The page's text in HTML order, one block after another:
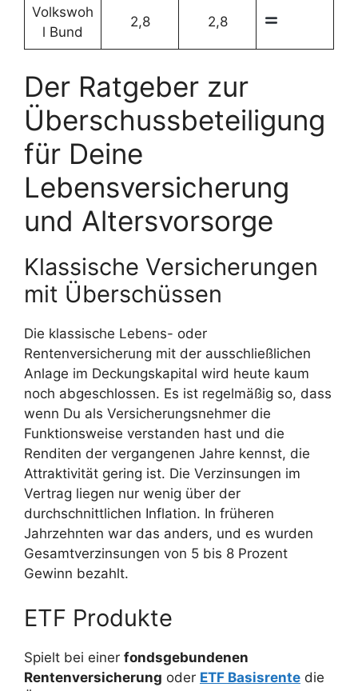
Volkswoh
l Bund
2,8 2,8
Der Ratgeber zur
Überschussbeteiligung
für Deine
Lebensversicherung
und Altersvorsorge
Klassische Versicherungen
mit Überschüssen
Die klassische Lebens- oder
Rentenversicherung mit der ausschließlichen
Anlage im Deckungskapital wird heute kaum
noch abgeschlossen. Es ist regelmäßig so, dass
wenn Du als Versicherungsnehmer die
Funktionsweise verstanden hast und die
Renditen der vergangenen Jahre kennst, die
Attraktivität gering ist. Die Verzinsungen im
Vertrag liegen nur wenig über der
durchschnittlichen Inflation. In früheren
Jahrzehnten war das anders, und es wurden
Gesamtverzinsungen von 5 bis 8 Prozent
Gewinn bezahlt.
ETF Produkte
Spielt bei einer fondsgebundenen
Rentenversicherung oder ETF Basisrente die